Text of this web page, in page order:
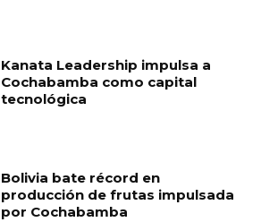
Kanata Leadership impulsa a
Cochabamba como capital
tecnológica
Bolivia bate récord en
producción de frutas impulsada
por Cochabamba